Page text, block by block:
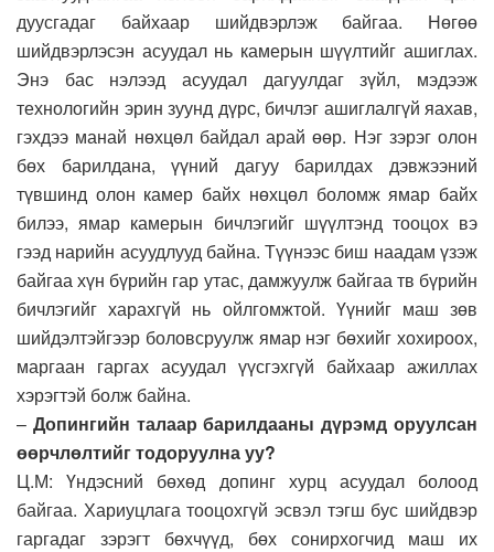
дуусгадаг байхаар шийдвэрлэж байгаа. Нөгөө
шийдвэрлэсэн асуудал нь камерын шүүлтийг ашиглах.
Энэ бас нэлээд асуудал дагуулдаг зүйл, мэдээж
технологийн эрин зуунд дүрс, бичлэг ашиглалгүй яахав,
гэхдээ манай нөхцөл байдал арай өөр. Нэг зэрэг олон
бөх барилдана, үүний дагуу барилдах дэвжээний
түвшинд олон камер байх нөхцөл боломж ямар байх
билээ, ямар камерын бичлэгийг шүүлтэнд тооцох вэ
гээд нарийн асуудлууд байна. Түүнээс биш наадам үзэж
байгаа хүн бүрийн гар утас, дамжуулж байгаа тв бүрийн
бичлэгийг харахгүй нь ойлгомжтой. Үүнийг маш зөв
шийдэлтэйгээр боловсруулж ямар нэг бөхийг хохироох,
маргаан гаргах асуудал үүсгэхгүй байхаар ажиллах
хэрэгтэй болж байна.
– Допингийн талаар барилдааны дүрэмд оруулсан
өөрчлөлтийг тодоруулна уу?
Ц.М: Үндэсний бөхөд допинг хурц асуудал болоод
байгаа. Хариуцлага тооцохгүй эсвэл тэгш бус шийдвэр
гаргадаг зэрэгт бөхчүүд, бөх сонирхогчид маш их